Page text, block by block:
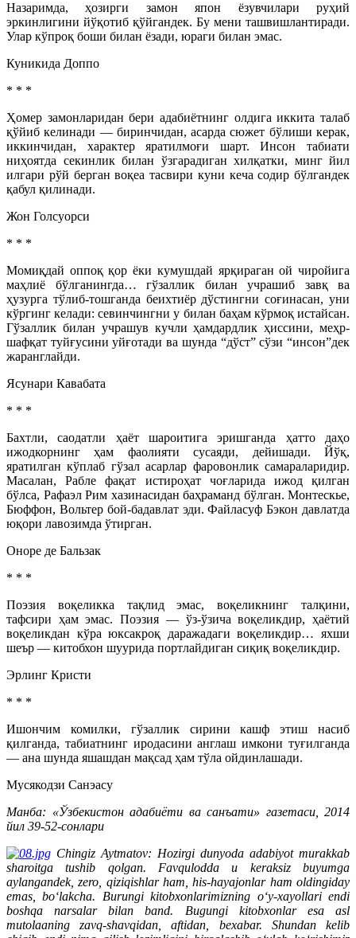
Назаримда, ҳозирги замон япон ёзувчилари руҳий
эркинлигини йўқотиб қўйгандек. Бу мени ташвишлантиради.
Улар кўпроқ боши билан ёзади, юраги билан эмас.
Куникида Доппо
* * *
Ҳомер замонларидан бери адабиётнинг олдига иккита талаб
қўйиб келинади — биринчидан, асарда сюжет бўлиши керак,
иккинчидан, характер яратилмоғи шарт. Инсон табиати
ниҳоятда секинлик билан ўзгарадиган хилқатки, минг йил
илгари рўй берган воқеа тасвири куни кеча содир бўлгандек
қабул қилинади.
Жон Голсуорси
* * *
Момиқдай оппоқ қор ёки кумушдай ярқираган ой чиройига
маҳлиё бўлганингда… гўзаллик билан учрашиб завқ ва
ҳузурга тўлиб-тошганда беихтиёр дўстингни соғинасан, уни
кўргинг келади: севинчингни у билан баҳам кўрмоқ истайсан.
Гўзаллик билан учрашув кучли ҳамдардлик ҳиссини, меҳр-
шафқат туйғусини уйғотади ва шунда “дўст” сўзи “инсон”дек
жаранглайди.
Ясунари Кавабата
* * *
Бахтли, саодатли ҳаёт шароитига эришганда ҳатто даҳо
ижодкорнинг ҳам фаолияти сусаяди, дейишади. Йўқ,
яратилган кўплаб гўзал асарлар фаровонлик самараларидир.
Масалан, Рабле фақат истироҳат чоғларида ижод қилган
бўлса, Рафаэл Рим хазинасидан баҳраманд бўлган. Монтескье,
Бюффон, Вольтер бой-бадавлат эди. Файласуф Бэкон давлатда
юқори лавозимда ўтирган.
Оноре де Бальзак
* * *
Поэзия воқеликка тақлид эмас, воқеликнинг талқини,
тафсири ҳам эмас. Поэзия — ўз-ўзича воқеликдир, ҳаётий
воқеликдан кўра юксакроқ даражадаги воқеликдир… яхши
шеър — китобхон шуурида портлайдиган сиқиқ воқеликдир.
Эрлинг Кристи
* * *
Ишончим комилки, гўзаллик сирини кашф этиш насиб
қилганда, табиатнинг иродасини англаш имкони туғилганда
— ана шунда яшашдан мақсад ҳам тўла ойдинлашади.
Мусякодзи Санэасу
Манба: «Ўзбекистон адабиёти ва санъати» газетаси, 2014
йил 39-52-сонлари
Chingiz Aytmatov: Hozirgi dunyoda adabiyot murakkab
sharoitga tushib qolgan. Fav­qulodda u keraksiz buyumga
aylangandek, zero, qiziqishlar ham, his-hayajonlar ham oldingiday
emas, bo‘lakcha. Burungi kitobxonlarimizning o‘y-xayollari endi
boshqa narsalar bilan band. Bugungi kitobxonlar esa asl
mutolaaning zavq-shavqidan, aftidan, bexabar. Shundan kelib